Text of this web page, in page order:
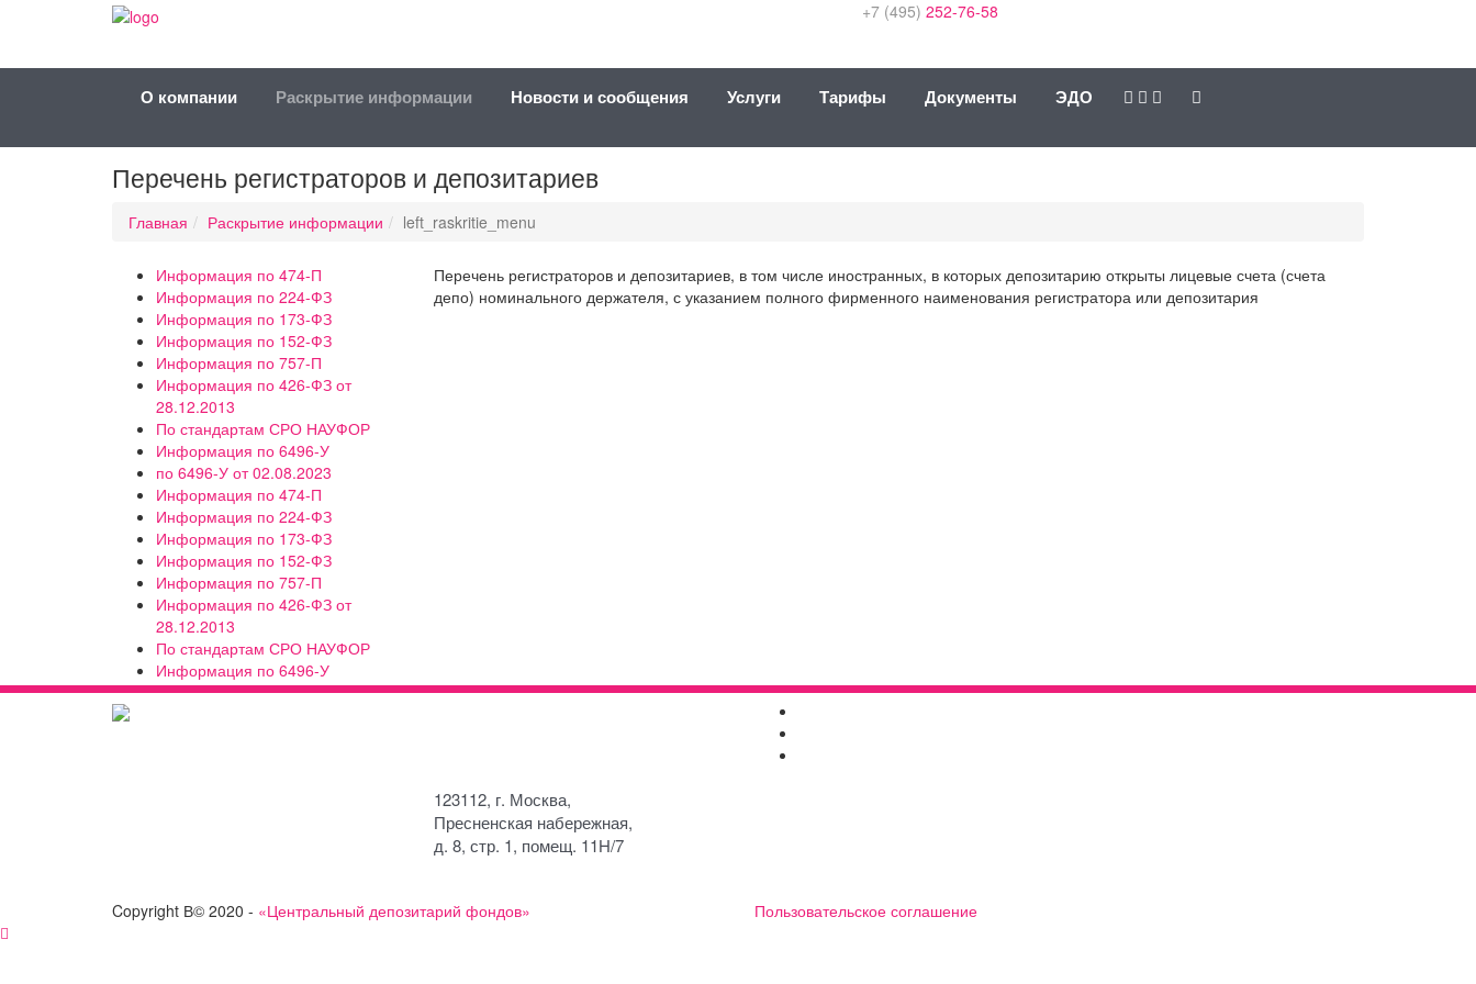
+7 (495) 252-76-58
О компании Раскрытие информации Новости и сообщения Услуги Тарифы Документы ЭДО
Перечень регистраторов и депозитариев
Главная Раскрытие информации left_raskritie_menu
Информация по 474-П
Информация по 224-ФЗ
Информация по 173-ФЗ
Информация по 152-ФЗ
Информация по 757-П
Информация по 426-ФЗ от
28.12.2013
По стандартам СРО НАУФОР
Информация по 6496-У
по 6496-У от 02.08.2023
Информация по 474-П
Информация по 224-ФЗ
Информация по 173-ФЗ
Информация по 152-ФЗ
Информация по 757-П
Информация по 426-ФЗ от
28.12.2013
По стандартам СРО НАУФОР
Информация по 6496-У
Перечень регистраторов и депозитариев, в том числе иностранных, в которых депозитарию открыты лицевые счета (счета
депо) номинального держателя, с указанием полного фирменного наименования регистратора или депозитария
123112, г. Москва,
Пресненская набережная,
д. 8, стр. 1, помещ. 11H/7
Copyright В© 2020 - «Центральный депозитарий фондов» Пользовательское соглашение